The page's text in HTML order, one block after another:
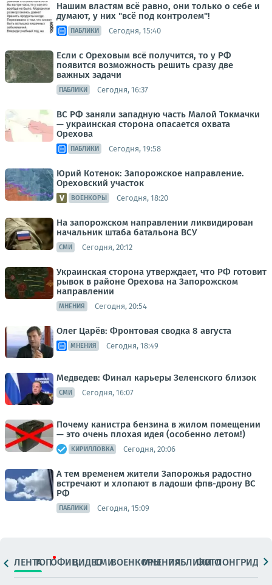
Нашим властям всё равно, они только о себе и
думают, у них "всё под контролем"!
ПАБЛИКИ Сегодня, 15:40
Если с Ореховым всё получится, то у РФ
появится возможность решить сразу две
важных задачи
ПАБЛИКИ Сегодня, 16:37
ВС РФ заняли западную часть Малой Токмачки
— украинская сторона опасается охвата
Орехова
ПАБЛИКИ Сегодня, 19:58
Юрий Котенок: Запорожское направление.
Ореховский участок
ВОЕНКОРЫ Сегодня, 18:20
На запорожском направлении ликвидирован
начальник штаба батальона ВСУ
СМИ Сегодня, 20:12
Украинская сторона утверждает, что РФ готовит
рывок в районе Орехова на Запорожском
направлении
МНЕНИЯ Сегодня, 20:54
Олег Царёв: Фронтовая сводка 8 августа
МНЕНИЯ Сегодня, 18:49
Медведев: Финал карьеры Зеленского близок
СМИ Сегодня, 16:07
Почему канистра бензина в жилом помещении
— это очень плохая идея (особенно летом!)
КИРИЛЛОВКА Сегодня, 20:06
А тем временем жители Запорожья радостно
встречают и хлопают в ладоши фпв-дрону ВС
РФ
ПАБЛИКИ Сегодня, 15:09
ЛЕНТАТОПОФИЦ.ВИДЕОСМИВОЕНКОРЫМНЕНИЯПАБЛИКИ
ФОТОЛОНГРИДЫ